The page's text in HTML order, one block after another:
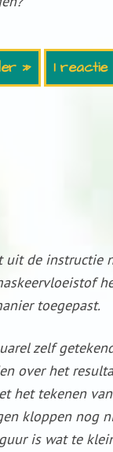
» 1 reactie
uit de instructie
toegepast.
zelf
over het
het tekenen
kloppen nog
is wat te